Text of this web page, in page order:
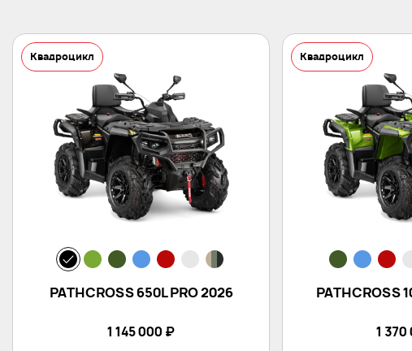
Квадроцикл
PATHCROSS 650L PRO 2026
1 145 000 ₽
Квадроцикл
PATHCROSS
1 370